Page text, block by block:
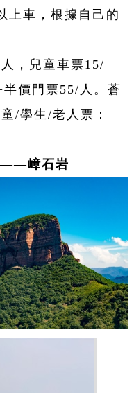
上車，根據自己的
，兒童車票15/
價門票55/人。蒼
/學生/老人票：
——嶂石岩